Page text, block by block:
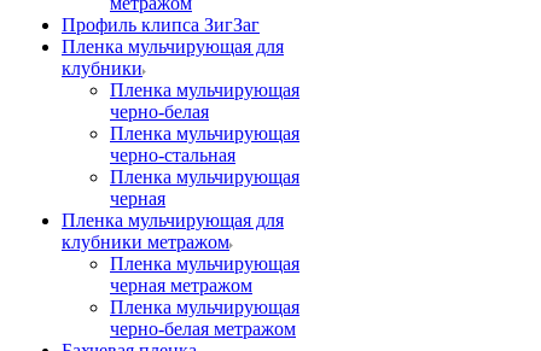
Профиль клипса ЗигЗаг
Пленка мульчирующая для
клубники
Пленка мульчирующая
черно-белая
Пленка мульчирующая
черно-стальная
Пленка мульчирующая
черная
Пленка мульчирующая для
клубники метражом
Пленка мульчирующая
черная метражом
Пленка мульчирующая
черно-белая метражом